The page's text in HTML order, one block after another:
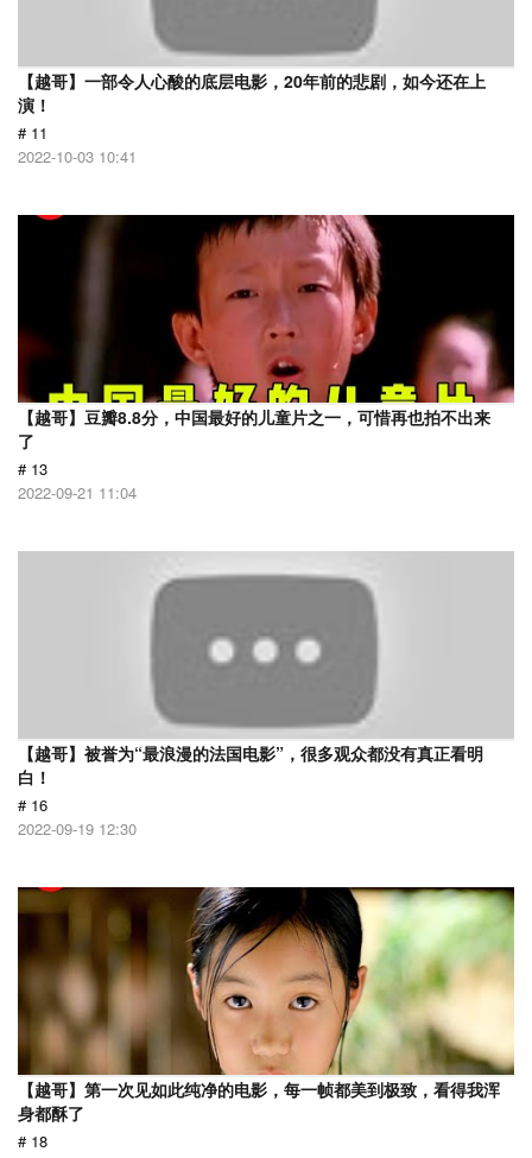
【越哥】一部令人心酸的底层电影，20年前的悲剧，如今还在上
演！
# 11
2022-10-03 10:41
【越哥】豆瓣8.8分，中国最好的儿童片之一，可惜再也拍不出来
了
# 13
2022-09-21 11:04
【越哥】被誉为“最浪漫的法国电影”，很多观众都没有真正看明
白！
# 16
2022-09-19 12:30
【越哥】第一次见如此纯净的电影，每一帧都美到极致，看得我浑
身都酥了
# 18